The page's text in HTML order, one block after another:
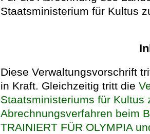
Staatsministerium für Kultus
Diese Verwaltungsvorschrift
in Kraft. Gleichzeitig tritt die
Staatsministeriums für
Abrechnungsverfahren beim
TRAINIERT FÜR OLYMPIA